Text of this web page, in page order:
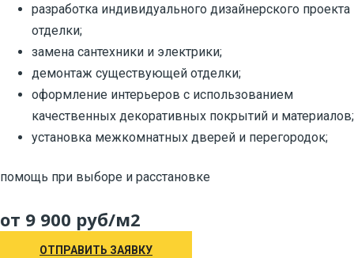
разработка индивидуального дизайнерского проекта
отделки;
замена сантехники и электрики;
демонтаж существующей отделки;
оформление интерьеров с использованием
качественных декоративных покрытий и материалов;
установка межкомнатных дверей и перегородок;
помощь при выборе и расстановке
от 9 900 руб/м2
ОТПРАВИТЬ ЗАЯВКУ